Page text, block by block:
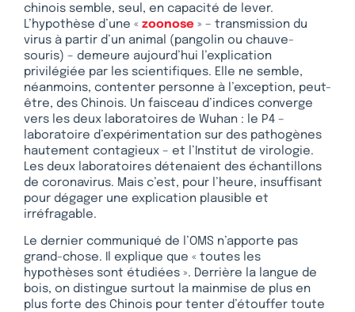
chinois semble, seul, en capacité de lever.
L’hypothèse d’une « zoonose » – transmission du
virus à partir d’un animal (pangolin ou chauve-
souris) – demeure aujourd’hui l’explication
privilégiée par les scientifiques. Elle ne semble,
néanmoins, contenter personne à l’exception, peut-
être, des Chinois. Un faisceau d’indices converge
vers les deux laboratoires de Wuhan : le P4 –
laboratoire d’expérimentation sur des pathogènes
hautement contagieux – et l’Institut de virologie.
Les deux laboratoires détenaient des échantillons
de coronavirus. Mais c’est, pour l’heure, insuffisant
pour dégager une explication plausible et
irréfragable.
Le dernier communiqué de l’OMS n’apporte pas
grand-chose. Il explique que « toutes les
hypothèses sont étudiées ». Derrière la langue de
bois, on distingue surtout la mainmise de plus en
plus forte des Chinois pour tenter d’étouffer toute